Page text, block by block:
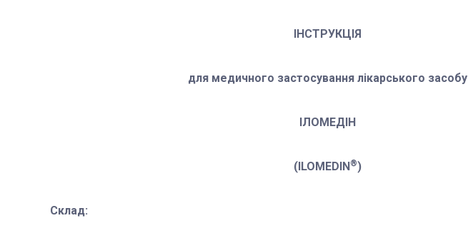
ІНСТРУКЦІЯ
для медичного застосування лікарського засобу
ІЛОМЕДІН
(ILOMEDIN ®)
Склад: